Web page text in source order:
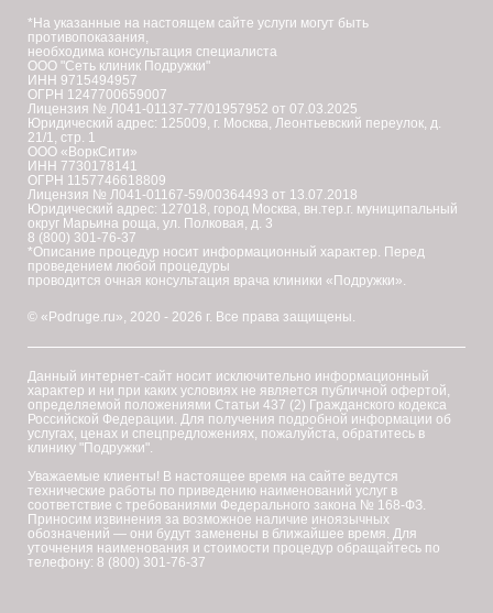
*На указанные на настоящем сайте услуги могут быть
противопоказания,
необходима консультация специалиста
ООО "Сеть клиник Подружки"
ИНН 9715494957
ОГРН 1247700659007
Лицензия № Л041-01137-77/01957952 от 07.03.2025
Юридический адрес: 125009, г. Москва, Леонтьевский переулок, д.
21/1, стр. 1
ООО «ВоркСити»
ИНН 7730178141
ОГРН 1157746618809
Лицензия № Л041-01167-59/00364493 от 13.07.2018
Юридический адрес: 127018, город Москва, вн.тер.г. муниципальный
округ Марьина роща, ул. Полковая, д. 3
8 (800) 301-76-37
*Описание процедур носит информационный характер. Перед
проведением любой процедуры
проводится очная консультация врача клиники «Подружки».
© «Podruge.ru», 2020 - 2026 г. Все права защищены.
Данный интернет-сайт носит исключительно информационный
характер и ни при каких условиях не является публичной офертой,
определяемой положениями Статьи 437 (2) Гражданского кодекса
Российской Федерации. Для получения подробной информации об
услугах, ценах и спецпредложениях, пожалуйста, обратитесь в
клинику "Подружки".
Уважаемые клиенты! В настоящее время на сайте ведутся
технические работы по приведению наименований услуг в
соответствие с требованиями Федерального закона № 168-ФЗ.
Приносим извинения за возможное наличие иноязычных
обозначений — они будут заменены в ближайшее время. Для
уточнения наименования и стоимости процедур обращайтесь по
телефону: 8 (800) 301-76-37